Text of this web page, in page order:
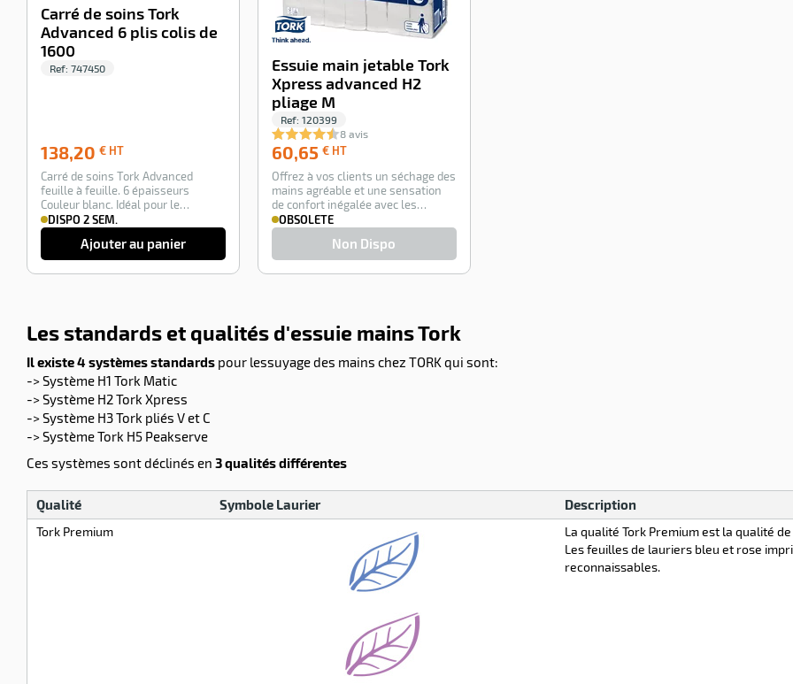
Carré de soins Tork
Advanced 6 plis colis de
1600
Ref: 747450
138,20 € HT
HT
Carré de soins Tork Advanced
feuille à feuille. 6 épaisseurs
Couleur blanc. Idéal pour le
nettoyage des …
DISPO 2 SEM.
Ajouter au panier
Essuie main jetable Tork
Xpress advanced H2
pliage M
Ref: 120399
8 avis
60,65 € HT
HT
Offrez à vos clients un séchage des
mains agréable et une sensation
de confort inégalée avec les
essuie-m…
OBSOLETE
Non Dispo
Les standards et qualités d'essuie mains Tork
Il existe 4 systèmes standards pour lessuyage des mains chez TORK qui sont:
-> Système H1 Tork Matic
-> Système H2 Tork Xpress
-> Système H3 Tork pliés V et C
-> Système Tork H5 Peakserve
Ces systèmes sont déclinés en 3 qualités différentes
Qualité Symbole Laurier Description
Tork Premium
La qualité Tork Premium est la qualité
Les feuilles de lauriers bleu et rose
reconnaissables.